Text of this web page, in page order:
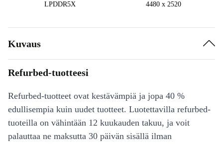
LPDDR5X
4480 x 2520
Kuvaus
Refurbed-tuotteesi
Refurbed-tuotteet ovat kestävämpiä ja jopa 40 %
edullisempia kuin uudet tuotteet. Luotettavilla refurbed-
tuoteilla on vähintään 12 kuukauden takuu, ja voit
palauttaa ne maksutta 30 päivän sisällä ilman